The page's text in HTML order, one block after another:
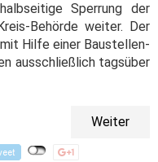
Sperrung der
Behörde weiter. Der
Hilfe einer Baustellen-
ausschließlich tagsüber
Weiter